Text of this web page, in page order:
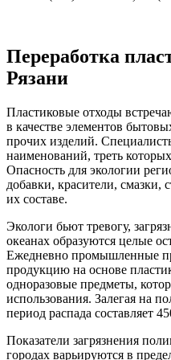
Переработка
Рязани
Пластиковые отходы
в качестве элементов
прочих изделий.
наименований, треть
Опасность для экологии
добавки, красители, смазки,
их составе.
Экологи бьют тревогу,
океанах образуются целые
Ежедневно промышленные
продукцию на основе
одноразовые предметы,
использования. Залегая на
период распада составляет
Показатели загрязнения
городах варьируются в